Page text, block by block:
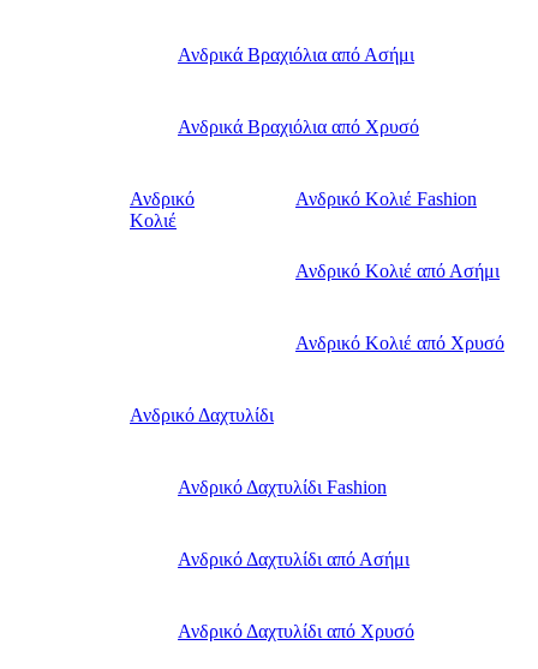
Ανδρικά Βραχιόλια από Ασήμι
Ανδρικά Βραχιόλια από Χρυσό
Ανδρικό
Κολιέ
Ανδρικό Κολιέ Fashion
Ανδρικό Κολιέ από Ασήμι
Ανδρικό Κολιέ από Χρυσό
Ανδρικό Δαχτυλίδι
Ανδρικό Δαχτυλίδι Fashion
Ανδρικό Δαχτυλίδι από Ασήμι
Ανδρικό Δαχτυλίδι από Χρυσό